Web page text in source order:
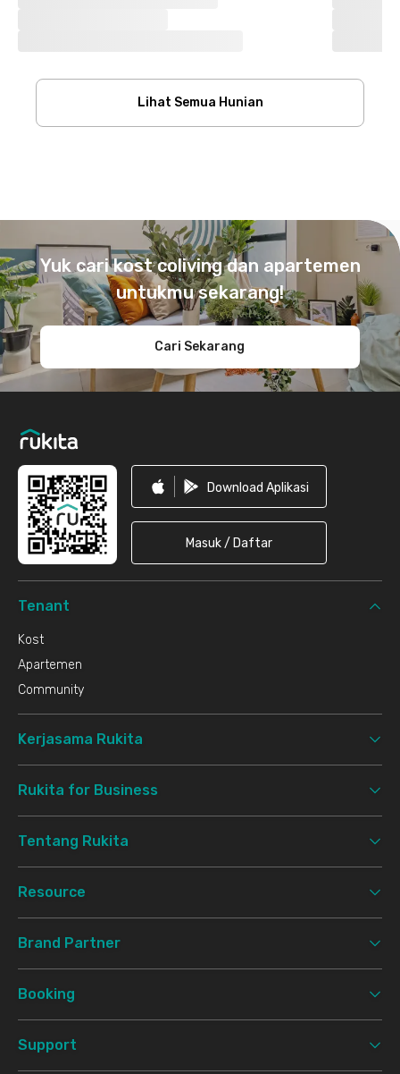
Lihat Semua Hunian
Yuk cari kost coliving dan apartemen
untukmu sekarang!
Cari Sekarang
Download Aplikasi
Masuk / Daftar
Tenant
Kost
Apartemen
Community
Kerjasama Rukita
Rukita for Business
Tentang Rukita
Resource
Brand Partner
Booking
Support